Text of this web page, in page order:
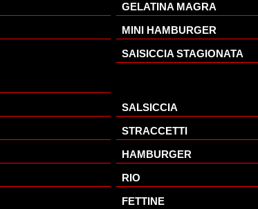
GELATINA MAGRA
MINI HAMBURGER
SAISICCIA STAGIONATA
SALSICCIA
STRACCETTI
HAMBURGER
RIO
FETTINE